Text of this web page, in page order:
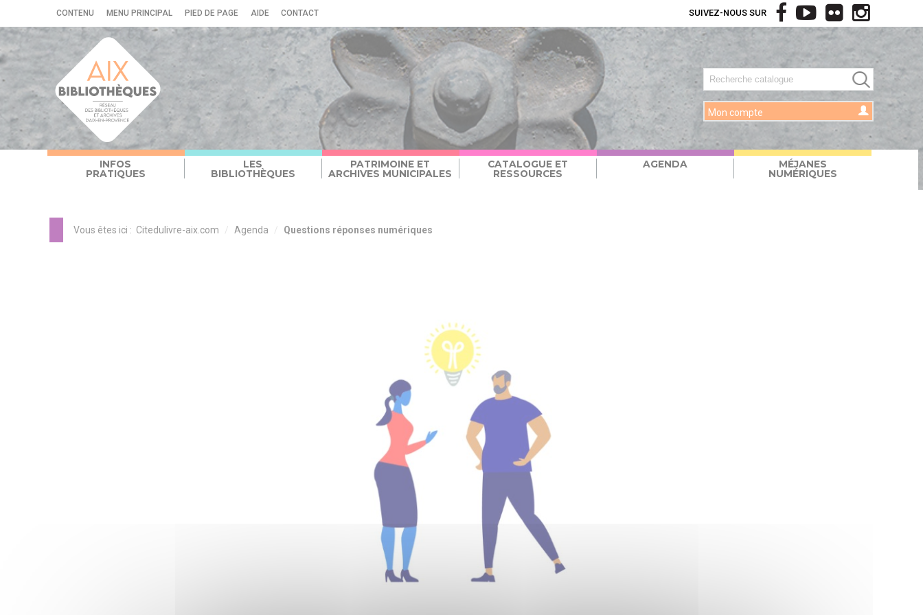
CONTENU MENU PRINCIPAL PIED DE PAGE AIDE CONTACT
Mon compte
INFOS
PRATIQUES
LES
BIBLIOTHÈQUES
PATRIMOINE ET
ARCHIVES MUNICIPALES
CATALOGUE ET
RESSOURCES
AGENDA
MÉJANES
NUMÉRIQUES
SUIVEZ-NOUS SUR
Vous êtes ici : Citedulivre-aix.com Agenda Questions réponses numériques